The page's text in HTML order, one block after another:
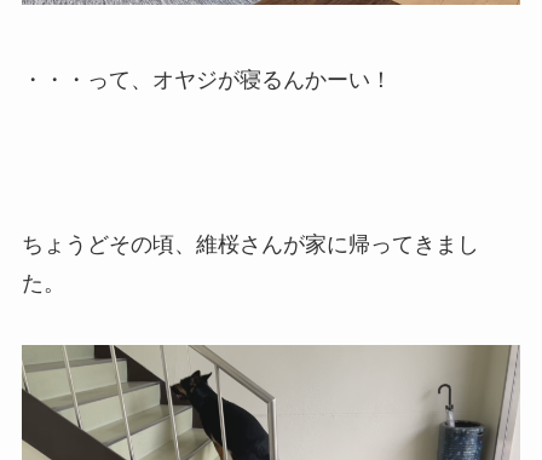
・・・って、オヤジが寝るんかーい！
ちょうどその頃、維桜さんが家に帰ってきまし
た。